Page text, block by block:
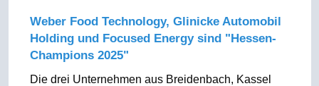
Weber Food Technology, Glinicke Automobil
Holding und Focused Energy sind "Hessen-
Champions 2025"
Die drei Unternehmen aus Breidenbach, Kassel